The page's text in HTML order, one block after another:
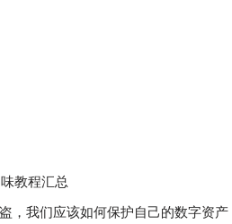
教程汇总
，我们应该如何保护自己的数字资产